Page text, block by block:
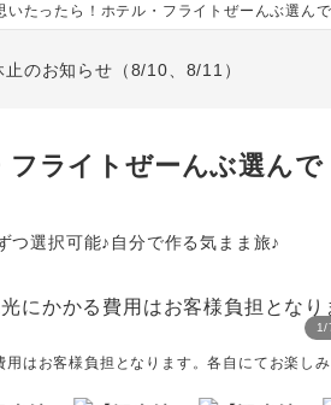
いたったら！ホテル・フライトぜーんぶ選ん
のお知らせ（8/10、8/11）
ライトぜーんぶ選ん
つ選択可能♪自分で作る気まま旅♪
1/
はお客様負担となります。各自にてお楽し